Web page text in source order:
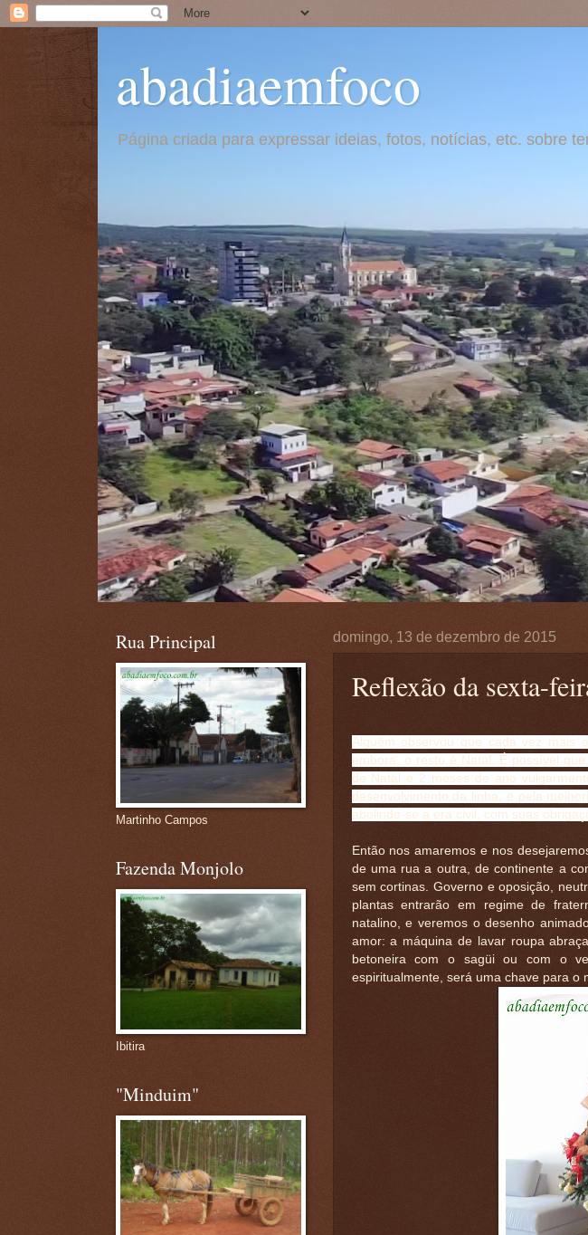
abadiaemfoco
Página criada para expressar ideias, fotos, notícias, etc. sobre
domingo, 13 de dezembro de 2015
Reflexão da sexta-
Alguém observou que cada vez mais
embora, o resto é Natal. É possível
de Natal e 2 meses de ano
desenvolvimento da linha, e pela
abolindo-se a era civil, com suas
Então nos amaremos e nos
de uma rua a outra, de continente a
sem cortinas. Governo e oposição,
plantas entrarão em regime de
natalino, e veremos o desenho
amor: a máquina de lavar roupa
betoneira com o sagüi ou com o
espiritualmente, será uma chave para o
Rua Principal
Martinho Campos
Fazenda Monjolo
Ibitira
"Minduim"